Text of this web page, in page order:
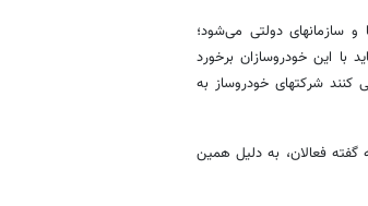
و سازمانهایدولتی می‌شود؛
این خودروسازان برخورد
کنند شرکتهایخودروساز به
گفته فعالان، به دلیل همین